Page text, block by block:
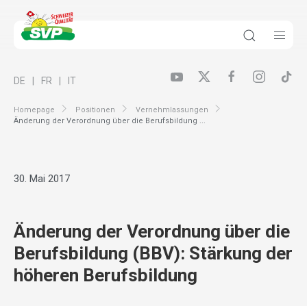
Homepage Positionen
Vernehmlassungen
Änderung der Verordnung über die Berufsbildung ...
DE FR IT
30. Mai 2017
Änderung der Verordnung über die
Berufsbildung (BBV): Stärkung der
höheren Berufsbildung